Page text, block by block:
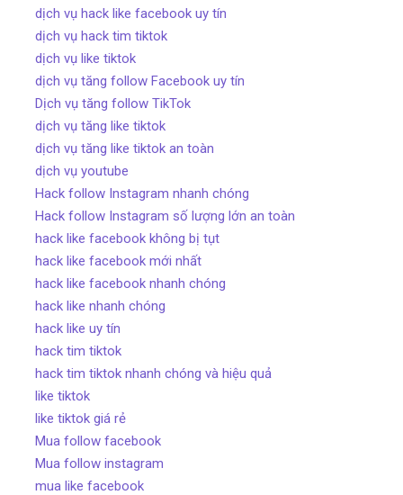
dịch vụ hack like facebook uy tín
dịch vụ hack tim tiktok
dịch vụ like tiktok
dịch vụ tăng follow Facebook uy tín
Dịch vụ tăng follow TikTok
dịch vụ tăng like tiktok
dịch vụ tăng like tiktok an toàn
dịch vụ youtube
Hack follow Instagram nhanh chóng
Hack follow Instagram số lượng lớn an toàn
hack like facebook không bị tụt
hack like facebook mới nhất
hack like facebook nhanh chóng
hack like nhanh chóng
hack like uy tín
hack tim tiktok
hack tim tiktok nhanh chóng và hiệu quả
like tiktok
like tiktok giá rẻ
Mua follow facebook
Mua follow instagram
mua like facebook